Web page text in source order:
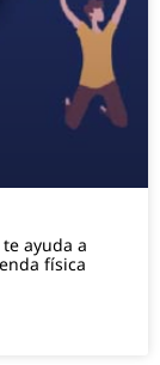
te ayuda a
física